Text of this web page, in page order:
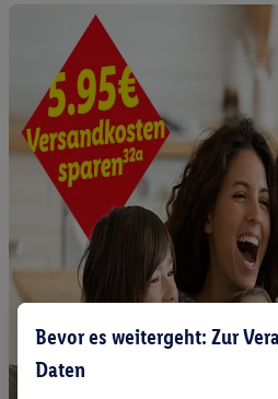
Bevor es weitergeht: Zur
Daten